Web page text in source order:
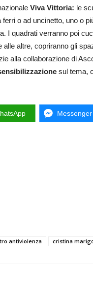
Viva Vittoria: le
o ad uncinetto, uno o
I quadrati verranno poi
alle altre, copriranno gli
alla collaborazione di
sul tema,
Messenger
antiviolenza cristina